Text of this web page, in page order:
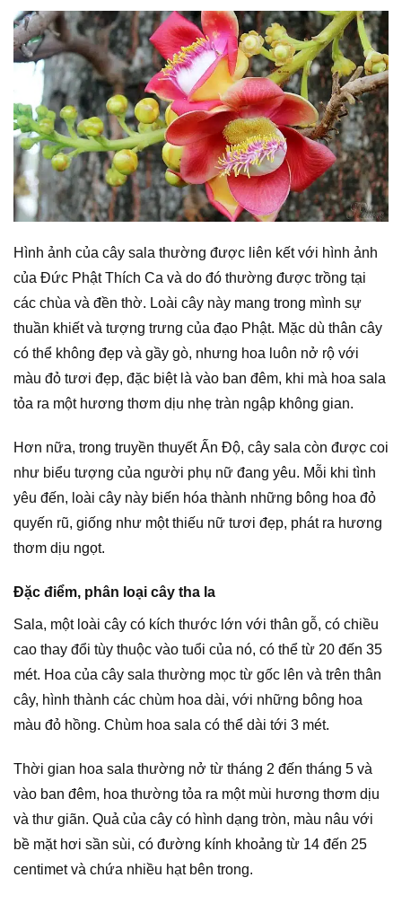
Hình ảnh của cây sala thường được liên kết với hình ảnh
của Đức Phật Thích Ca và do đó thường được trồng tại
các chùa và đền thờ. Loài cây này mang trong mình sự
thuần khiết và tượng trưng của đạo Phật. Mặc dù thân cây
có thể không đẹp và gầy gò, nhưng hoa luôn nở rộ với
màu đỏ tươi đẹp, đặc biệt là vào ban đêm, khi mà hoa sala
tỏa ra một hương thơm dịu nhẹ tràn ngập không gian.
Hơn nữa, trong truyền thuyết Ấn Độ, cây sala còn được coi
như biểu tượng của người phụ nữ đang yêu. Mỗi khi tình
yêu đến, loài cây này biến hóa thành những bông hoa đỏ
quyến rũ, giống như một thiếu nữ tươi đẹp, phát ra hương
thơm dịu ngọt.
Đặc điểm, phân loại cây tha la
Sala, một loài cây có kích thước lớn với thân gỗ, có chiều
cao thay đổi tùy thuộc vào tuổi của nó, có thể từ 20 đến 35
mét. Hoa của cây sala thường mọc từ gốc lên và trên thân
cây, hình thành các chùm hoa dài, với những bông hoa
màu đỏ hồng. Chùm hoa sala có thể dài tới 3 mét.
Thời gian hoa sala thường nở từ tháng 2 đến tháng 5 và
vào ban đêm, hoa thường tỏa ra một mùi hương thơm dịu
và thư giãn. Quả của cây có hình dạng tròn, màu nâu với
bề mặt hơi sần sùi, có đường kính khoảng từ 14 đến 25
centimet và chứa nhiều hạt bên trong.